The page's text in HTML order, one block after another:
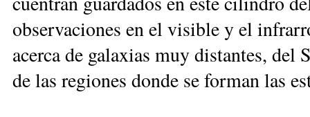
ob­ser­va­cio­nes en el vi­si­ble y el
acer­ca de ga­la­xias muy dis­tan­tes,
de las re­gio­nes don­de se for­man las